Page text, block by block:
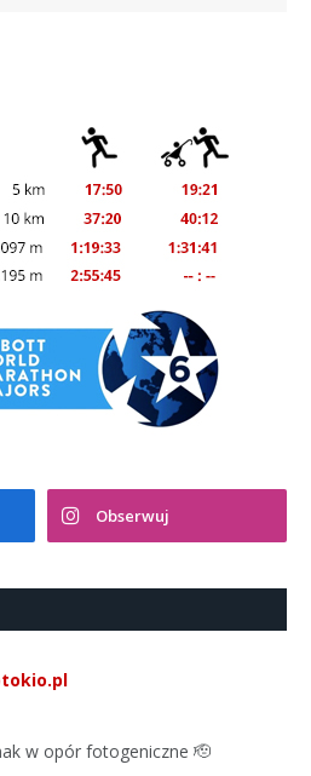
Obserwuj
w opór fotogeniczne 🫡